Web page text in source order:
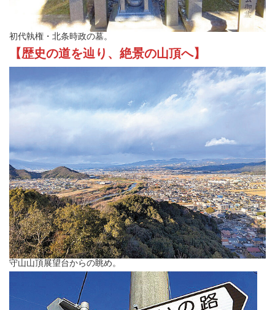
初代執権・北条時政の墓。
【歴史の道を辿り、絶景の山頂へ】
守山山頂展望台からの眺め。